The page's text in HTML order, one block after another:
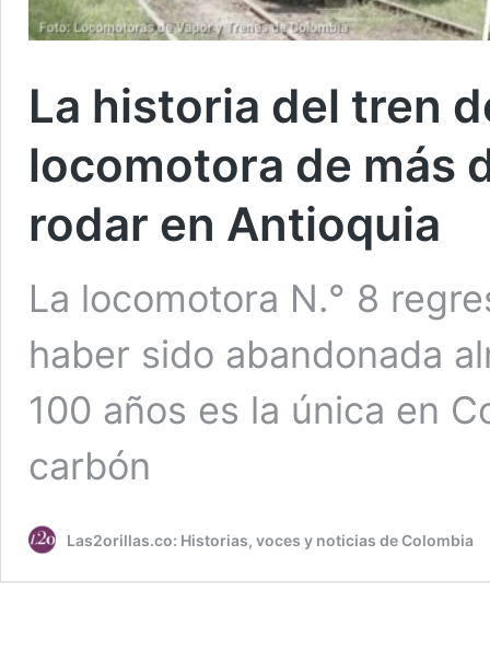
La historia del tren
locomotora de más
rodar en Antioquia
La locomotora N.° 8
haber sido abandonada
100 años es la única en
carbón
Las2orillas.co: Historias, voces y noticias de Colombia